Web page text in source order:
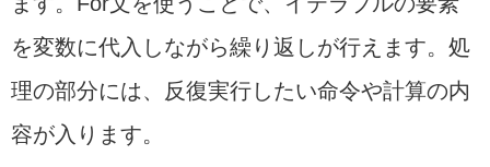
を変数に代入しながら繰り返しが行えます。処
理の部分には、反復実行したい命令や計算の内
容が入ります。